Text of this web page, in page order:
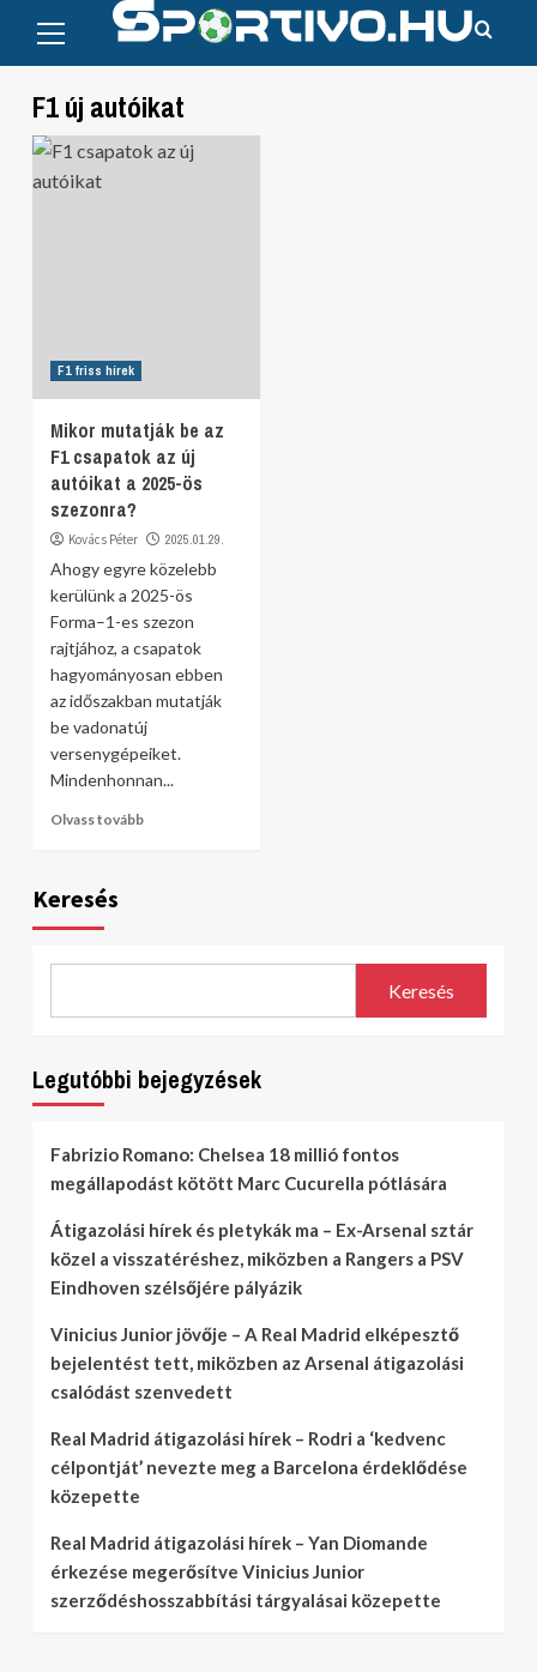
content
Menu
F1 új autóikat
F1 friss hírek
Mikor mutatják be az
F1 csapatok az új
autóikat a 2025-ös
szezonra?
Kovács Péter 2025.01.29.
Ahogy egyre közelebb
kerülünk a 2025-ös
Forma–1-es szezon
rajtjához, a csapatok
hagyományosan ebben
az időszakban mutatják
be vadonatúj
versenygépeiket.
Mindenhonnan...
Olvass tovább
Keresés
Keresés
Legutóbbi bejegyzések
Fabrizio Romano: Chelsea 18 millió fontos
megállapodást kötött Marc Cucurella pótlására
Átigazolási hírek és pletykák ma – Ex-Arsenal sztár
közel a visszatéréshez, miközben a Rangers a PSV
Eindhoven szélsőjére pályázik
Vinicius Junior jövője – A Real Madrid elképesztő
bejelentést tett, miközben az Arsenal átigazolási
csalódást szenvedett
Real Madrid átigazolási hírek – Rodri a ‘kedvenc
célpontját’ nevezte meg a Barcelona érdeklődése
közepette
Real Madrid átigazolási hírek – Yan Diomande
érkezése megerősítve Vinicius Junior
szerződéshosszabbítási tárgyalásai közepette